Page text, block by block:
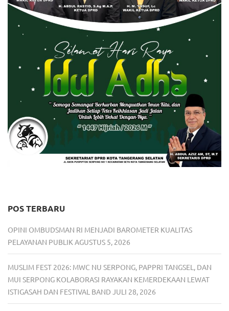
POS TERBARU
OPINI OMBUDSMAN RI MENJADI BAROMETER KUALITAS
PELAYANAN PUBLIK AGUSTUS 5, 2026
MUSLIM FEST 2026: MWC NU SERPONG, PAPPRI TANGSEL, DAN
MUI SERPONG KOLABORASI RAYAKAN KEMERDEKAAN LEWAT
ISTIGASAH DAN FESTIVAL BAND JULI 28, 2026